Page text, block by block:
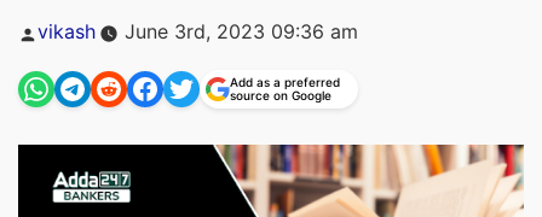
Posted
vikash June 3rd, 2023 09:36 am
Add as a preferred
source on Google